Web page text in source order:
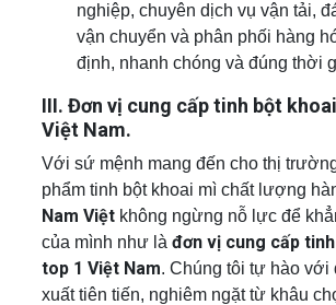
nghiệp, chuyên dịch vụ vận tải,
vận chuyển và phân phối hàng
định, nhanh chóng và đúng thời
III. Đơn vị cung cấp tinh bột
Việt Nam.
Với sứ mệnh mang đến cho thị
phẩm tinh bột khoai mì chất lượng
Nam Việt không ngừng nỗ lực để
của mình như làđơn vị cung cấp
top 1 Việt Nam. Chúng tôi tự hào với
xuất tiên tiến, nghiêm ngặt từ khâu